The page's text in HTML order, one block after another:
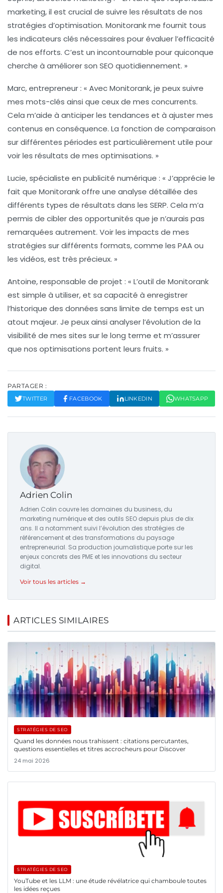
marketing, il est crucial de suivre les résultats de nos
stratégies d’optimisation. Monitorank me fournit tous
les indicateurs clés nécessaires pour évaluer l’efficacité
de nos efforts. C’est un incontournable pour quiconque
cherche à améliorer son SEO quotidiennement. »
Marc, entrepreneur: « Avec Monitorank, je peux suivre
mes mots-clés ainsi que ceux de mes concurrents.
Cela m’aide à anticiper les tendances et à ajuster mes
contenus en conséquence. La fonction de comparaison
sur différentes périodes est particulièrement utile pour
voir les résultats de mes optimisations. »
Lucie, spécialiste en publicité numérique : « J’apprécie le
fait que Monitorank offre une analyse détaillée des
différents types de résultats dans les SERP. Cela m’a
permis de cibler des opportunités que je n’aurais pas
remarquées autrement. Voir les impacts de mes
stratégies sur différents formats, comme les PAAou
les vidéos, est très précieux. »
Antoine, responsable de projet : « L’outil de Monitorank
est simple à utiliser, et sa capacité à enregistrer
l’historique des données sans limite de temps est un
atout majeur. Je peux ainsi analyser l’évolution de la
visibilité de mes sites sur le long terme et m’assurer
que nos optimisations portent leurs fruits. »
PARTAGER :
TWITTER FACEBOOK LINKEDIN WHATSAPP
Adrien Colin
Adrien Colin couvre les domaines du business, du
marketing numérique et des outils SEO depuis plus de dix
ans. Il a notamment suivi l’évolution des stratégies de
référencement et des transformations du paysage
entrepreneurial. Sa production journalistique porte sur les
enjeux concrets des PME et les innovations du secteur
digital.
Voir tous les articles →
ARTICLES SIMILAIRES
STRATÉGIES DE SEO
Quand les données nous trahissent : citations percutantes,
questions essentielles et titres accrocheurs pour Discover
24 mai 2026
STRATÉGIES DE SEO
YouTube et les LLM : une étude révélatrice qui chamboule toutes
les idées reçues